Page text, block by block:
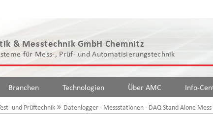
& Messtechnik GmbH Chemnitz
für Mess-, Prüf- und Automatisierungstechnik
Branchen Technologien Über AMC Info-
und Prüftechnik Datenlogger - Messstationen - DAQ Stand Alone